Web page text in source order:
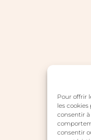
Pour offrir
les
consentir
consentir